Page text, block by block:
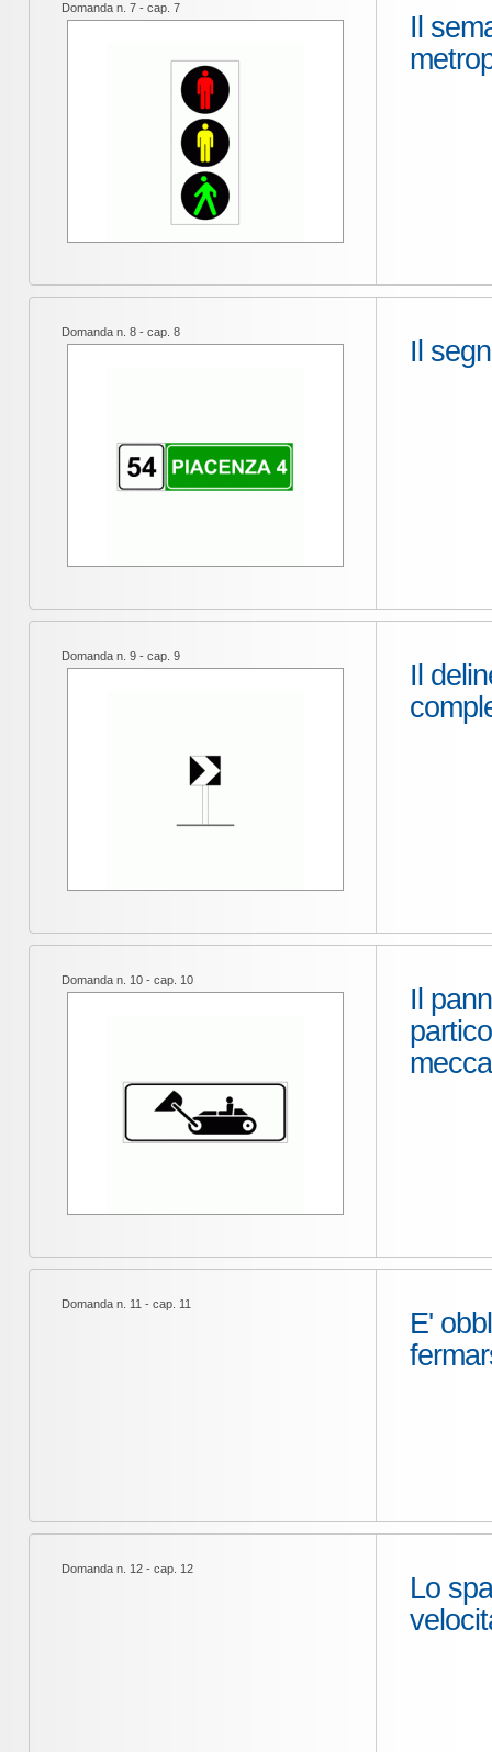
Domanda n. 7 - cap. 7
Il
Domanda n. 8 - cap. 8
Il
Domanda n. 9 - cap. 9
Il
Domanda n. 10 - cap. 10
Il
Domanda n. 11 - cap. 11
E'
Domanda n. 12 - cap. 12
Lo